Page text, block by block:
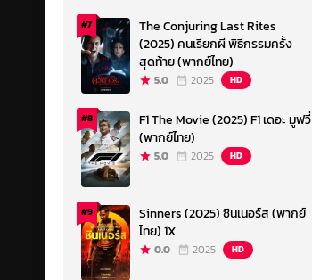
#7
The Conjuring Last Rites
(2025) คนเรียกผี พิธีกรรมครั้ง
สุดท้าย (พากย์ไทย)
5.0 2025 HD
#8
F1 The Movie (2025) F1 เดอะ มูฟวี่
(พากย์ไทย)
5.0 2025 HD
#9
Sinners (2025) ซินเนอร์ส (พากย์
ไทย) 1X
0.0 2025 HD